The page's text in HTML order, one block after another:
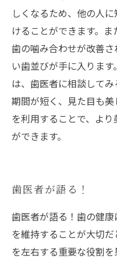
しくなるため、他の人
けることができます。ま
歯の噛み合わせが改善
い歯並びが手に入りま
は、歯医者に相談して
期間が短く、見た目も
を利用することで、よ
ができます。
歯医者が語る！
歯医者が語る！歯の健
を維持することが大切
を左右する重要な役割